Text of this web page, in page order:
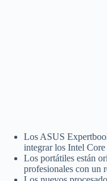
Los ASUS
integrar los Intel
Los portátiles están
profesionales con un